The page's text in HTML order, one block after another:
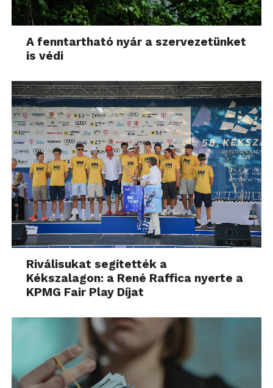
A fenntartható nyár a szervezetünket
is védi
Riválisukat segítették a
Kékszalagon: a René Raffica nyerte a
KPMG Fair Play Díjat